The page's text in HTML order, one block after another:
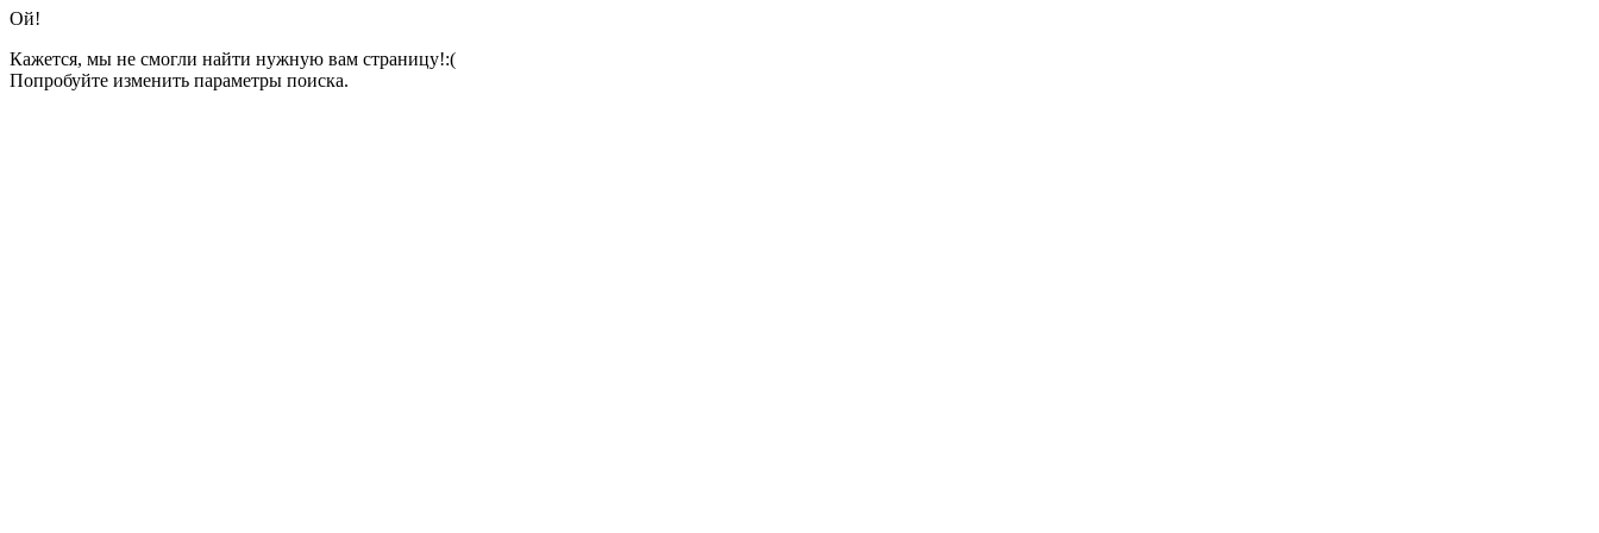
Ой!
Кажется, мы не смогли найти нужную вам страницу!:(
Попробуйте изменить параметры поиска.